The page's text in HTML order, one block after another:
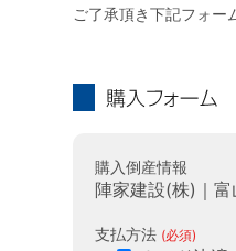
ご了承頂き下記フォー
購入倒産情報
陣家建設(株)｜富
支払方法 (必須)